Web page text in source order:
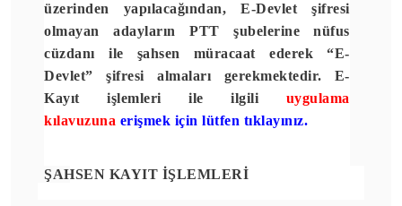
üzerinden yapılacağından, E-Devlet şifresi
olmayan adaylarınPTTşubelerine nüfus
cüzdanı ile şahsen müracaat ederek “E-
Devlet”şifresi almaları gerekmektedir. E-
Kayıtişlemleri ile ilgili uygulama
kılavuzuna erişmek için lütfen tıklayınız.
ŞAHSEN KAYIT İŞLEMLERİ